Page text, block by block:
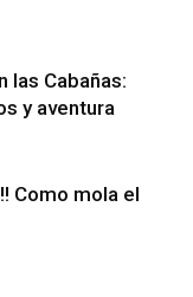
las Cabañas:
y aventura
Como mola el